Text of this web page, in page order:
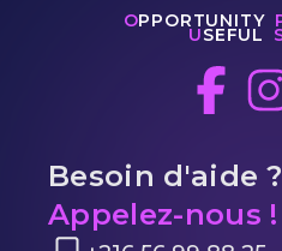
OPPORTUNITY
USEFUL
Besoin d'aide ?
Appelez-nous !